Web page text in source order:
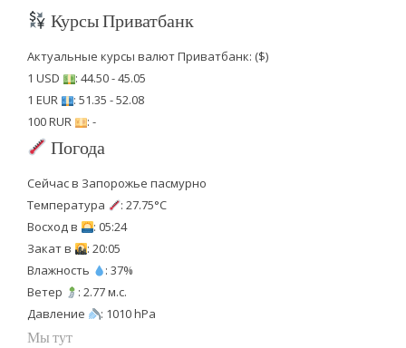
Курсы Приватбанк
Актуальные курсы валют Приватбанк: ($)
1 USD
: 44.50 - 45.05
1 EUR
: 51.35 - 52.08
100 RUR
: -
Погода
Сейчас в Запорожье пасмурно
Температура
: 27.75°C
Восход в
: 05:24
Закат в
: 20:05
Влажность
: 37%
Ветер
: 2.77 м.с.
Давление
: 1010 hPa
Мы тут